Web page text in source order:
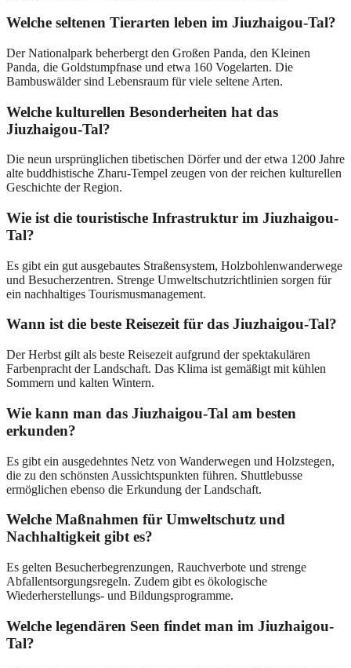
Welche seltenen Tierarten leben im Jiuzhaigou-Tal?
Der Nationalpark beherbergt den Großen Panda, den Kleinen
Panda, die Goldstumpfnase und etwa 160 Vogelarten. Die
Bambuswälder sind Lebensraum für viele seltene Arten.
Welche kulturellen Besonderheiten hat das
Jiuzhaigou-Tal?
Die neun ursprünglichen tibetischen Dörfer und der etwa 1200 Jahre
alte buddhistische Zharu-Tempel zeugen von der reichen kulturellen
Geschichte der Region.
Wie ist die touristische Infrastruktur im Jiuzhaigou-
Tal?
Es gibt ein gut ausgebautes Straßensystem, Holzbohlenwanderwege
und Besucherzentren. Strenge Umweltschutzrichtlinien sorgen für
ein nachhaltiges Tourismusmanagement.
Wann ist die beste Reisezeit für das Jiuzhaigou-Tal?
Der Herbst gilt als beste Reisezeit aufgrund der spektakulären
Farbenpracht der Landschaft. Das Klima ist gemäßigt mit kühlen
Sommern und kalten Wintern.
Wie kann man das Jiuzhaigou-Tal am besten
erkunden?
Es gibt ein ausgedehntes Netz von Wanderwegen und Holzstegen,
die zu den schönsten Aussichtspunkten führen. Shuttlebusse
ermöglichen ebenso die Erkundung der Landschaft.
Welche Maßnahmen für Umweltschutz und
Nachhaltigkeit gibt es?
Es gelten Besucherbegrenzungen, Rauchverbote und strenge
Abfallentsorgungsregeln. Zudem gibt es ökologische
Wiederherstellungs- und Bildungsprogramme.
Welche legendären Seen findet man im Jiuzhaigou-
Tal?